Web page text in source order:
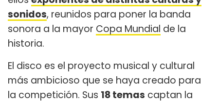
sonidos, reunidos para poner la banda
sonora a la mayor Copa Mundial de la
historia.
El disco es el proyecto musical y cultural
más ambicioso que se haya creado para
la competición. Sus 18 temas captan la